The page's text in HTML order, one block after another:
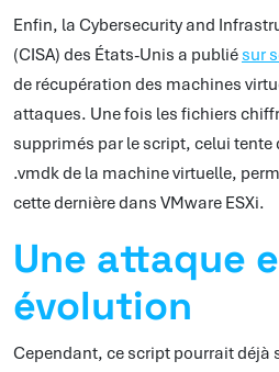
Enfin, la Cybersecurity and
(CISA) des États-Unis a publié sur
de récupération des machines
attaques. Une fois les fichiers
supprimés par le script, celui tente
.vmdk de la machine virtuelle,
cette dernière dans VMware ESXi.
Une attaque
évolution
Cependant, ce script pourrait déjà